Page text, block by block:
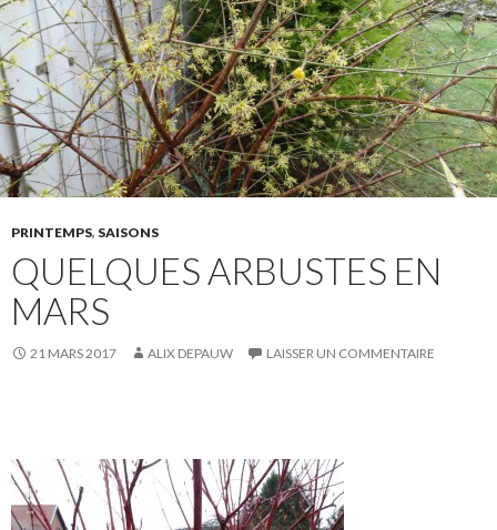
PRINTEMPS, SAISONS
QUELQUES ARBUSTES EN
MARS
21 MARS 2017 ALIX DEPAUW LAISSER UN COMMENTAIRE